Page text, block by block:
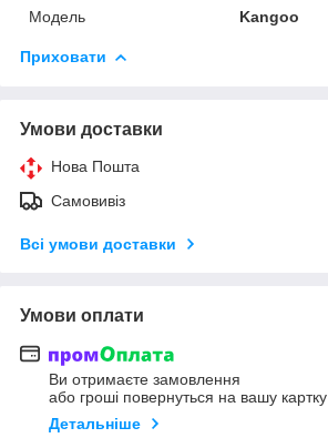
Модель
Kangoo
Приховати
Умови доставки
Нова Пошта
Самовивіз
Всі умови доставки
Умови оплати
Ви отримаєте замовлення
або гроші повернуться на вашу картку
Детальніше